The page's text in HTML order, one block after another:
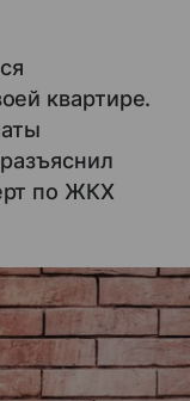
квартире.
по ЖКХ